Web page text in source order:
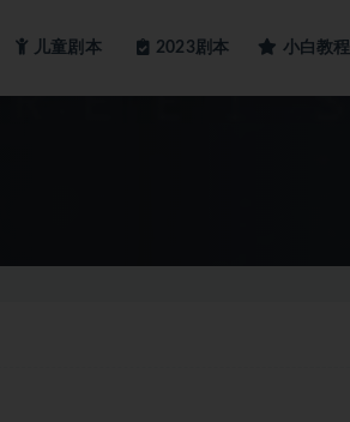
儿童剧本 2023剧本 小白教程